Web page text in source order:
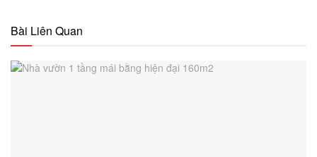
Bài Liên Quan